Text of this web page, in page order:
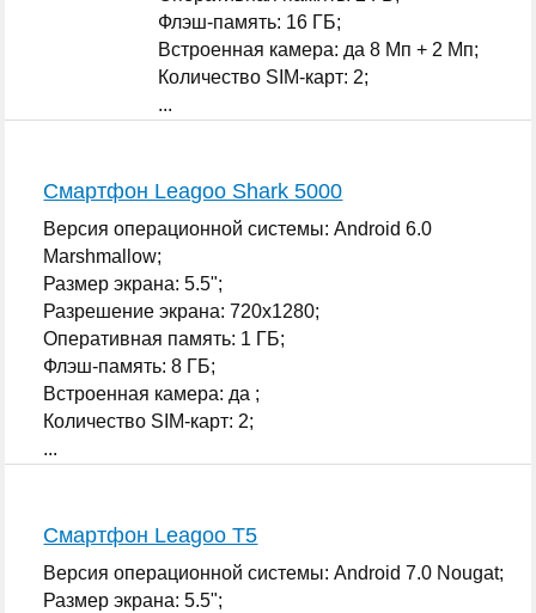
Флэш-память: 16 ГБ;
Встроенная камера: да 8 Мп + 2 Мп;
Количество SIM-карт: 2;
...
Смартфон Leagoo Shark 5000
Версия операционной системы: Android 6.0
Marshmallow;
Размер экрана: 5.5";
Разрешение экрана: 720x1280;
Оперативная память: 1 ГБ;
Флэш-память: 8 ГБ;
Встроенная камера: да ;
Количество SIM-карт: 2;
...
Смартфон Leagoo T5
Версия операционной системы: Android 7.0 Nougat;
Размер экрана: 5.5";